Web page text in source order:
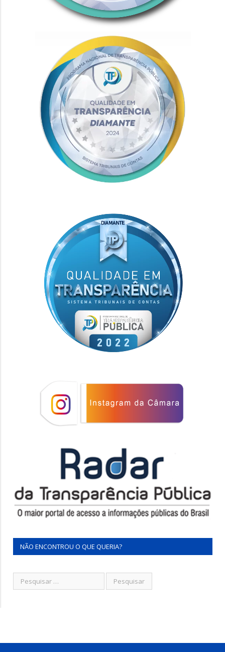
NÃO ENCONTROU O QUE QUERIA?